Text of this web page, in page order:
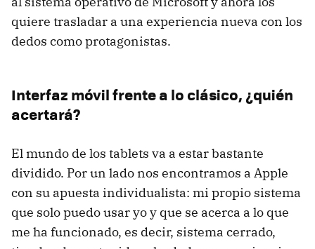
quiere trasladar a una experiencia nueva con los
dedos como protagonistas.
Interfaz móvil frente a lo clásico, ¿quién
acertará?
El mundo de los tablets va a estar bastante
dividido. Por un lado nos encontramos a Apple
con su apuesta individualista: mi propio sistema
que solo puedo usar yo y que se acerca a lo que
me ha funcionado, es decir, sistema cerrado,